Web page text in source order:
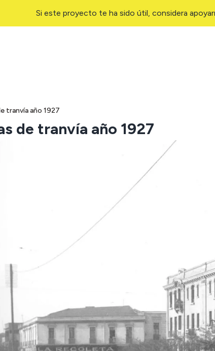
Si este proyecto te ha sido útil, considera
tranvía año 1927
de tranvía año 1927